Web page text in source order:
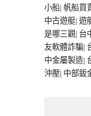
小船| 帆船買
中古遊艇| 遊
是哪三觀| 台
友軟體詐騙|
中金屬製造|
沖壓| 中部鈑